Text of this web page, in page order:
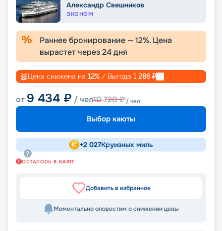
Александр Свешников
ЭКОНОМ
Раннее бронирование —12%. Цена
вырастет через24дня
Цена снижена на 12% / Выгода 1 286₽
от 9 434 ₽ / чел10 720₽/ чел
Выбор каюты
+2 027Круизных миль
ОСТАЛОСЬ 8 КАЮТ
Добавить в избранное
Моментально оповестим о снижении цены